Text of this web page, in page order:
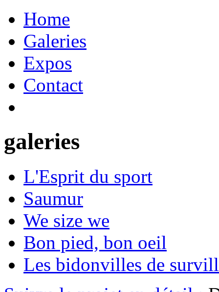
Home
Galeries
Expos
Contact
galeries
L'Esprit du sport
Saumur
We size we
Bon pied, bon oeil
Les bidonvilles de